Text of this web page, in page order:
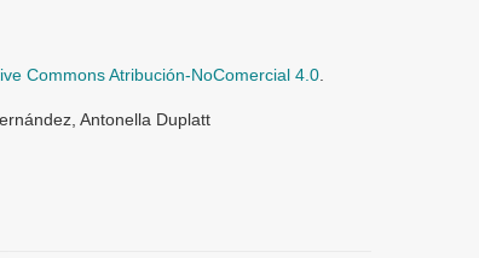
Commons Atribución-NoComercial 4.0.
Antonella Duplatt